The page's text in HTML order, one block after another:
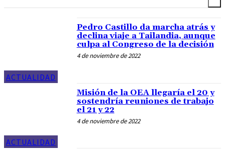
ACTUALIDAD
Pedro Castillo da marcha atrás y
declina viaje a Tailandia, aunque
culpa al Congreso de la decisión
4 de noviembre de 2022
ACTUALIDAD
Misión de la OEA llegaría el 20 y
sostendría reuniones de trabajo
el 21 y 22
4 de noviembre de 2022